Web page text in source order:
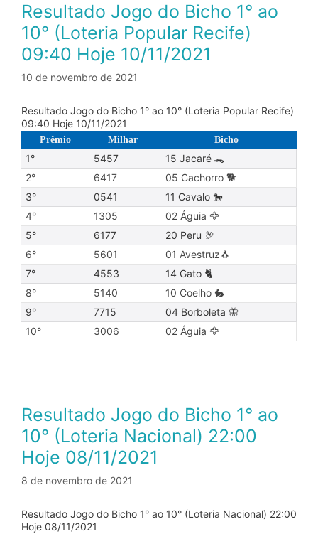
Resultado Jogo do Bicho 1° ao
10° (Loteria Popular Recife)
09:40 Hoje 10/11/2021
10 de novembro de 2021
Resultado Jogo do Bicho 1° ao 10° (Loteria Popular Recife)
09:40 Hoje 10/11/2021
Prêmio Milhar Bicho
1° 5457
15 Jacaré 🐊
2°
6417
05 Cachorro 🐕
3°
0541
11 Cavalo 🐎
4°
1305
02 Águia 🦅
5°
6177
20 Peru 🦃
6°
5601
01 Avestruz🐧
7°
4553
14 Gato 🐈
8°
5140
10 Coelho 🐇
9°
7715
04 Borboleta 🦋
10°
3006 02 Águia 🦅
Resultado Jogo do Bicho 1° ao
10° (Loteria Nacional) 22:00
Hoje 08/11/2021
8 de novembro de 2021
Resultado Jogo do Bicho 1° ao 10° (Loteria Nacional) 22:00
Hoje 08/11/2021